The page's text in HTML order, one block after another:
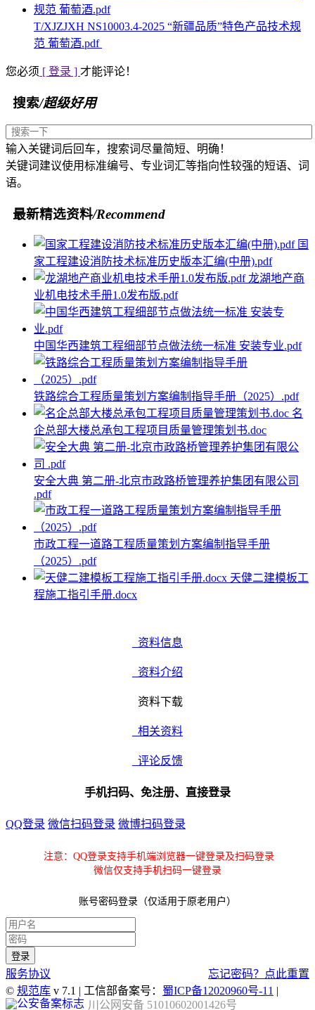
T/XJZJXH NS10003.4-2025 “新疆品质”特色产品技术规
范 葡萄酒.pdf
您必须 [ 登录 ] 才能评论！
搜索/超级好用
输入关键词后回车，搜索词尽量简短、明确！
关键词建议使用标准编号、专业词汇等指向性较强的短语、词
语。
最新精选资料/Recommend
国
家工程建设消防技术标准历史版本汇编(中册).pdf
龙湖地产商
业机电技术手册1.0发布版.pdf
中国华西建筑工程细部节点做法统一标准 安装专业.pdf
铁路综合工程质量策划方案编制指导手册（2025）.pdf
名
企总部大楼总承包工程项目质量管理策划书.doc
安全大典 第二册-北京市政路桥管理养护集团有限公司
.pdf
市政工程一道路工程质量策划方案编制指导手册
（2025）.pdf
天健二建模板工
程施工指引手册.docx
资料信息
资料介绍
资料下载
相关资料
评论反馈
手机扫码、免注册、直接登录
QQ登录 微信扫码登录 微博扫码登录
注意：QQ登录支持手机端浏览器一键登录及扫码登录
微信仅支持手机扫码一键登录
账号密码登录（仅适用于原老用户）
服务协议
忘记密码？点此重置
© 规范库 v 7.1 | 工信部备案号： 蜀ICP备12020960号-11 |
川公网安备 51010602001426号